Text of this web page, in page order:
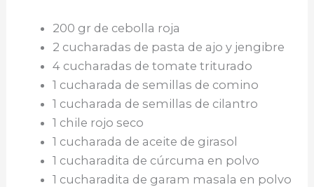
200 gr de cebolla roja
2 cucharadas de pasta de ajo y jengibre
4 cucharadas de tomate triturado
1 cucharada de semillas de comino
1 cucharada de semillas de cilantro
1 chile rojo seco
1 cucharada de aceite de girasol
1 cucharadita de cúrcuma en polvo
1 cucharadita de garam masala en polvo